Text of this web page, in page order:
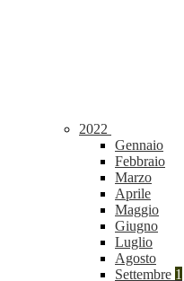
2022
Gennaio
Febbraio
Marzo
Aprile
Maggio
Giugno
Luglio
Agosto
Settembre 1